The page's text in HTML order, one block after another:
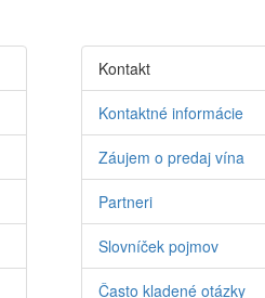
Kontakt
Kontaktné informácie
Záujem o predaj vína
Partneri
Slovníček pojmov
Často kladené otázky